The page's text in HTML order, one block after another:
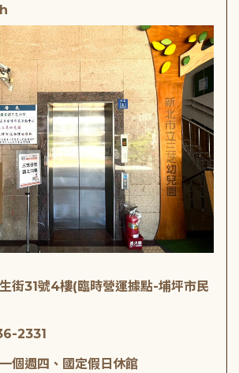
街31號4樓(臨時營運據點-埔坪市民
2331
個週四、國定假日休館